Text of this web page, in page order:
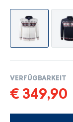
VERFÜGBARKEIT
€ 349,90